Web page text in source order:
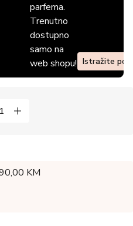
parfema.
Trenutno
dostupno
samo na
web shopu! Istražite
KM